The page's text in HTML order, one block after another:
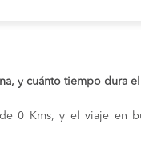
y cuánto tiempo dura
de 0 Kms, y el viaje en